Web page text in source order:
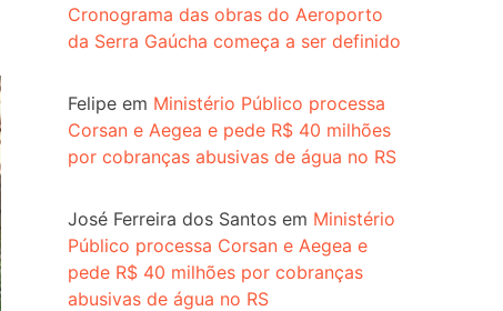
Cronograma das obras do Aeroporto
da Serra Gaúcha começa a ser definido
Felipe em Ministério Público processa
Corsan e Aegea e pede R$ 40 milhões
por cobranças abusivas de água no RS
José Ferreira dos Santos em Ministério
Público processa Corsan e Aegea e
pede R$ 40 milhões por cobranças
abusivas de água no RS